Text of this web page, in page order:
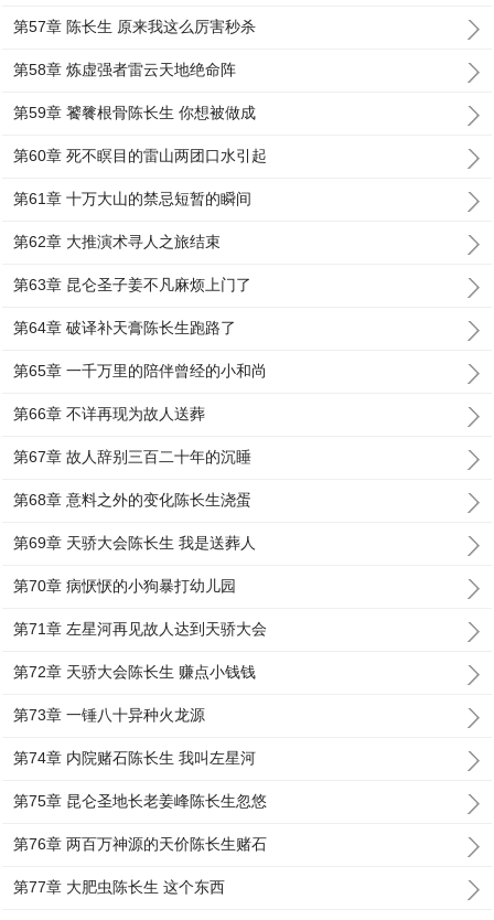
第57章 陈长生 原来我这么厉害秒杀
第58章 炼虚强者雷云天地绝命阵
第59章 饕餮根骨陈长生 你想被做成
第60章 死不瞑目的雷山两团口水引起
第61章 十万大山的禁忌短暂的瞬间
第62章 大推演术寻人之旅结束
第63章 昆仑圣子姜不凡麻烦上门了
第64章 破译补天膏陈长生跑路了
第65章 一千万里的陪伴曾经的小和尚
第66章 不详再现为故人送葬
第67章 故人辞别三百二十年的沉睡
第68章 意料之外的变化陈长生浇蛋
第69章 天骄大会陈长生 我是送葬人
第70章 病恹恹的小狗暴打幼儿园
第71章 左星河再见故人达到天骄大会
第72章 天骄大会陈长生 赚点小钱钱
第73章 一锤八十异种火龙源
第74章 内院赌石陈长生 我叫左星河
第75章 昆仑圣地长老姜峰陈长生忽悠
第76章 两百万神源的天价陈长生赌石
第77章 大肥虫陈长生 这个东西